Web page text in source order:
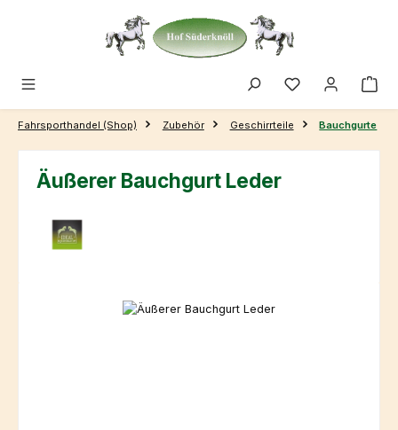
Zum Hauptinhalt springen
Fahrsporthandel (Shop) Zubehör Geschirrteile Bauchgurte
Äußerer Bauchgurt Leder
Bildergalerie überspringen